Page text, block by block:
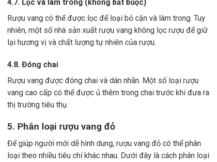
4.7. Lọc và làm trong (không bắt buộc)
Rượu vang có thể được lọc để loại bỏ cặn và làm trong. Tuy
nhiên, một số nhà sản xuất rượu vang không lọc rượu để giữ
lại hương vị và chất lượng tự nhiên của rượu.
4.8. Đóng chai
Rượu vang được đóng chai và dán nhãn. Một số loại rượu
vang cao cấp có thể được ủ thêm trong chai trước khi đưa ra
thị trường tiêu thụ.
5. Phân loại rượu vang đỏ
Để giúp người mới dễ hình dung, rượu vang đỏ có thể phân
loại theo nhiều tiêu chí khác nhau. Dưới đây là cách phân loại